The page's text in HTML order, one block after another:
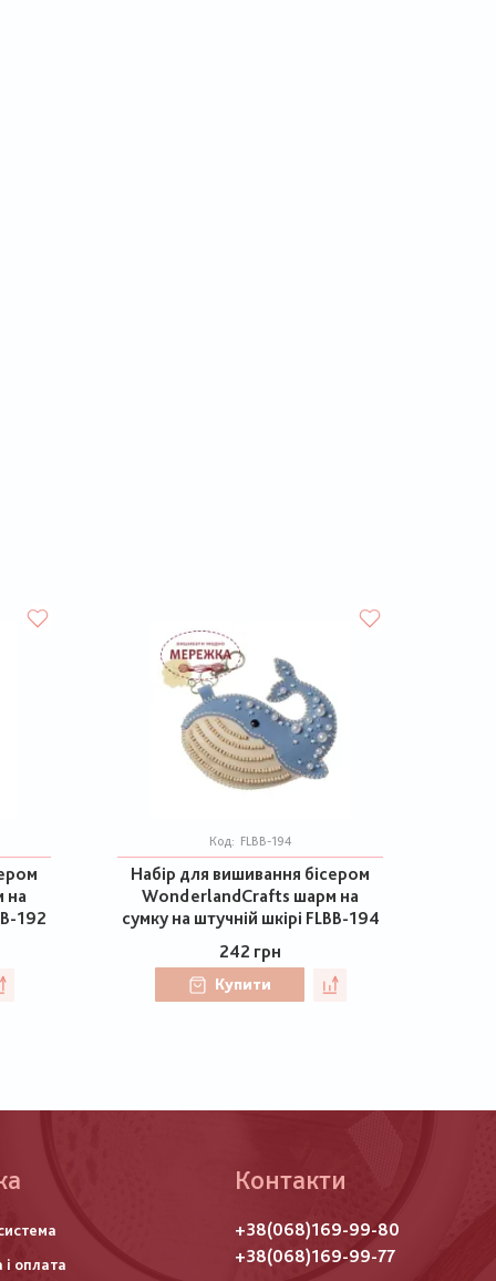
на
192
Код: FLBB-194
Набір для вишивання бісером
WonderlandCrafts шарм на
сумку на штучній шкірі FLBB-194
242 грн
Купити
і оплата
Контакти
+38(068)169-99-80
+38(068)169-99-77